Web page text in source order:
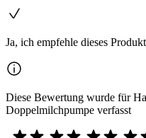
Ja, ich empfehle dieses Produkt
Diese Bewertung wurde für
Doppelmilchpumpe verfasst